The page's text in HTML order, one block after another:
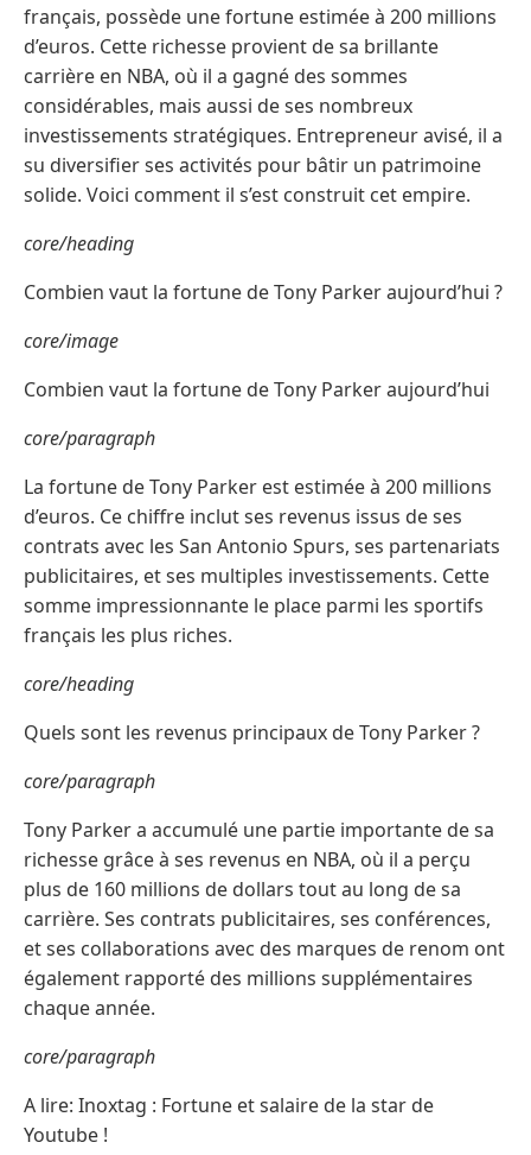
français, possède une fortune estimée à 200 millions
d’euros. Cette richesse provient de sa brillante
carrière en NBA, où il a gagné des sommes
considérables, mais aussi de ses nombreux
investissements stratégiques. Entrepreneur avisé, il a
su diversifier ses activités pour bâtir un patrimoine
solide. Voici comment il s’est construit cet empire.
core/heading
Combien vaut la fortune de Tony Parker aujourd’hui ?
core/image
Combien vaut la fortune de Tony Parker aujourd’hui
core/paragraph
La fortune de Tony Parker est estimée à 200 millions
d’euros. Ce chiffre inclut ses revenus issus de ses
contrats avec les San Antonio Spurs, ses partenariats
publicitaires, et ses multiples investissements. Cette
somme impressionnante le place parmi les sportifs
français les plus riches.
core/heading
Quels sont les revenus principaux de Tony Parker ?
core/paragraph
Tony Parker a accumulé une partie importante de sa
richesse grâce à ses revenus en NBA, où il a perçu
plus de 160 millions de dollars tout au long de sa
carrière. Ses contrats publicitaires, ses conférences,
et ses collaborations avec des marques de renom ont
également rapporté des millions supplémentaires
chaque année.
core/paragraph
A lire: Inoxtag : Fortune et salaire de la star de
Youtube !